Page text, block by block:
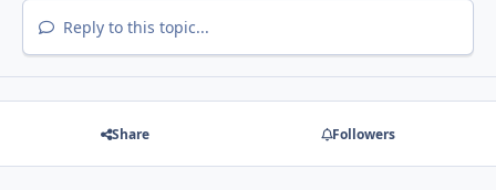
Reply to this topic...
Share Followers